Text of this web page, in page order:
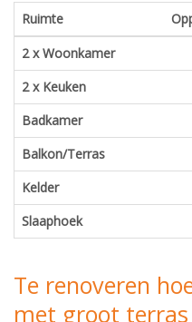
Ruimte
2 x Woonkamer
2 x Keuken
Badkamer
Balkon/Terras
Kelder
Slaaphoek
Te renoveren
met groot terras